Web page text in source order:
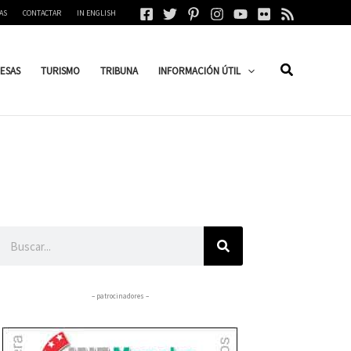
CONTACTAR IN ENGLISH
TURISMO TRIBUNA INFORMACIÓN ÚTIL
– patrocinadores –